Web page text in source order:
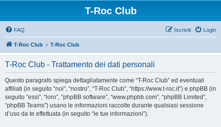
T-Roc Club
FAQ Login
Iscriviti
T-Roc Club T-Roc Club
T-Roc Club - Trattamento dei dati personali
Questo paragrafo spiega dettagliatamente come “T-Roc Club” ed eventuali
affiliati (in seguito “noi”, “nostro”, “T-Roc Club”, “https://www.t-roc.it”) e phpBB (in
seguito “essi”, “loro”, “phpBB software”, “www.phpbb.com”, “phpBB Limited”,
“phpBB Teams”) usano le informazioni raccolte durante qualsiasi sessione
d’uso da te effettuata (in seguito “le tue informazioni”).